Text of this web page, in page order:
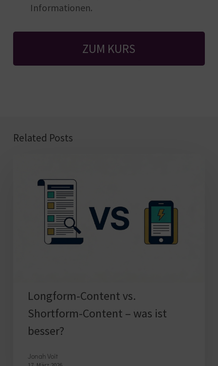
Informationen.
ZUM KURS
Related Posts
Shortform-
Longform-Content vs.
Shortform-Content – was ist
besser?
Jonah Voit